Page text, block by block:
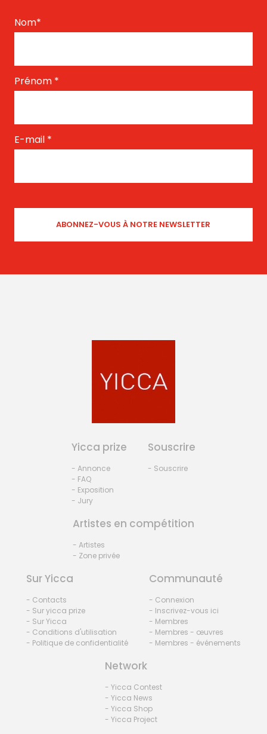
Nom*
Prénom *
E-mail *
Yicca prize
- Annonce
- FAQ
- Exposition
- Jury
Souscrire
- Souscrire
Artistes en compétition
- Artistes
- Zone privée
Sur Yicca
- Contacts
- Sur yicca prize
- Sur Yicca
- Conditions d'utilisation
- Politique de confidentialité
Communauté
- Connexion
- Inscrivez-vous ici
- Membres
- Membres - œuvres
- Membres - événements
Network
- Yicca Contest
- Yicca News
- Yicca Shop
- Yicca Project